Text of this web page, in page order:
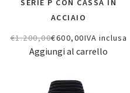
SERIE P CON CASSA IN
ACCIAIO
€1.200,00€600,00IVA inclusa
Aggiungi al carrello